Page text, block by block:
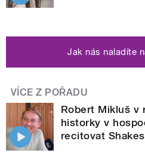
Jak nás naladíte
VÍCE Z POŘADU
Robert Mikluš v
historky v
recitovat